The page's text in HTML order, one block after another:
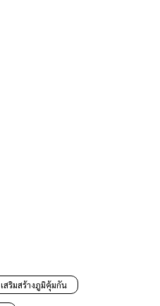
เสริมสร้างภูมิคุ้มกัน